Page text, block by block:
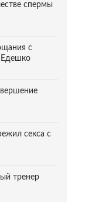
спермы
с
секса с
тренер